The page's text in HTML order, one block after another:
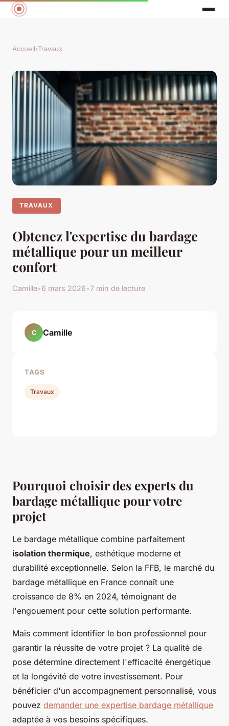
Accueil›Travaux
TRAVAUX
Obtenez l'expertise du bardage
métallique pour un meilleur
confort
Camille•6 mars 2026•7 min de lecture
Pourquoi choisir des experts du
bardage métallique pour votre
projet
Le bardage métallique combine parfaitement
isolation thermique, esthétique moderne et
durabilité exceptionnelle. Selon la FFB, le marché du
bardage métallique en France connaît une
croissance de 8% en 2024, témoignant de
l'engouement pour cette solution performante.
Mais comment identifier le bon professionnel pour
garantir la réussite de votre projet ? La qualité de
pose détermine directement l'efficacité énergétique
et la longévité de votre investissement. Pour
bénéficier d'un accompagnement personnalisé, vous
pouvez demander une expertise bardage métallique
adaptée à vos besoins spécifiques.
C Camille
TAGS
Travaux